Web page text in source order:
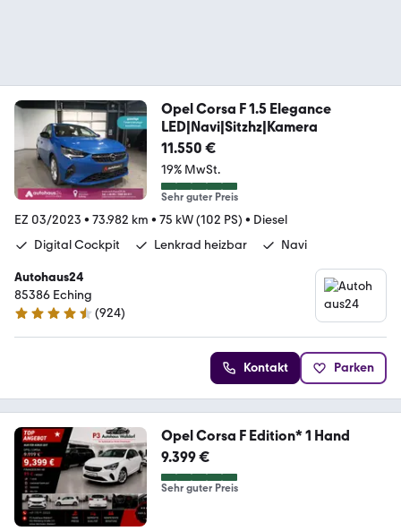
Opel Corsa F 1.5 Elegance
LED|Navi|Sitzhz|Kamera
11.550 €
19% MwSt.
Sehr guter Preis
EZ 03/2023 • 73.982 km • 75 kW (102 PS) • Diesel
Digital Cockpit
Lenkrad heizbar Navi
Autohaus24
85386 Eching
4.4 Sterne
(924)
Kontakt Parken
Opel Corsa F Edition* 1 Hand
9.399 €
Sehr guter Preis